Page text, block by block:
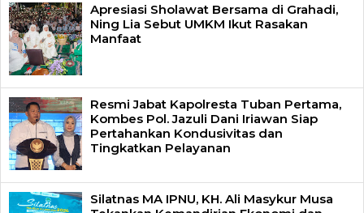
Apresiasi Sholawat Bersama di Grahadi,
Ning Lia Sebut UMKM Ikut Rasakan
Manfaat
Resmi Jabat Kapolresta Tuban Pertama,
Kombes Pol. Jazuli Dani Iriawan Siap
Pertahankan Kondusivitas dan
Tingkatkan Pelayanan
Silatnas MA IPNU, KH. Ali Masykur Musa